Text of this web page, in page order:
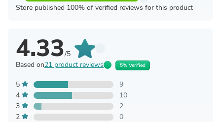
Store published 100% of verified reviews for this product
4.33/5
Based on21 product reviews 5% Verified
5
9
4
10
3
2
2
0